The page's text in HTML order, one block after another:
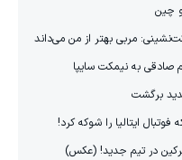
چین
مربی بهتر از من می‌داند
صادقی به نیمکت سایپا
برگشت
فوتبال ایتالیا را شوکه کرد!
در تیم جدید! (عکس)